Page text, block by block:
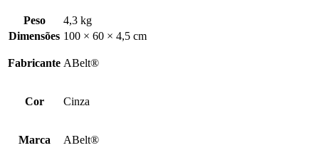
Peso
4,3 kg
Dimensões 100 × 60 × 4,5 cm
Fabricante ABelt®
Cor Cinza
Marca ABelt®